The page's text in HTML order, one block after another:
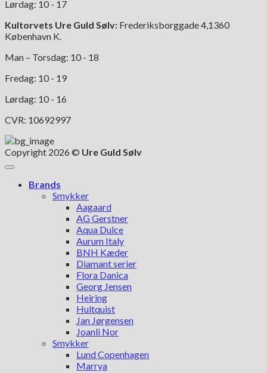
Lørdag: 10 - 17
Kultorvets Ure Guld Sølv: Frederiksborggade 4,1360
København K.
Man – Torsdag: 10 - 18
Fredag: 10 - 19
Lørdag: 10 - 16
CVR: 10692997
Copyright 2026 © Ure Guld Sølv
Brands
Smykker
Aagaard
AG Gerstner
Aqua Dulce
Aurum Italy
BNH Kæder
Diamant serier
Flora Danica
Georg Jensen
Heiring
Hultquist
Jan Jørgensen
Joanli Nor
Smykker
Lund Copenhagen
Marrya